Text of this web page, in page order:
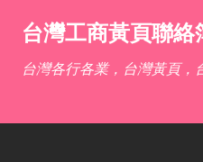
跳到主
台灣工商黃頁聯絡
台灣各行各業，台灣黃頁，